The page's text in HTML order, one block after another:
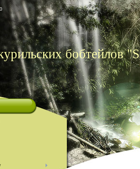
бобтейлов